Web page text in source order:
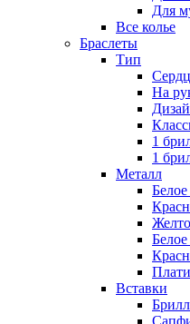
Для
Все колье
Браслеты
Тип
На
1
1
Металл
Белое
Вставки